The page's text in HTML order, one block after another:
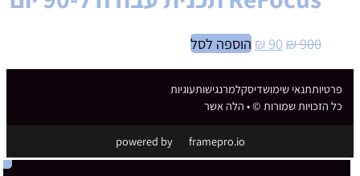
₪900
המחיר
היה:
₪ 900.
₪ 90
המחיר
הוא:
₪ 90.
הוספה לסל
פרטיותתנאי שימושדיסקלמרנגישותעוגיות
כל הזכויות שמורות ©• הלה אשר
framepro.io
powered by